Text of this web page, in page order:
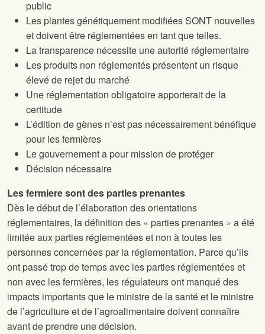
public
Les plantes génétiquement modifiées SONT nouvelles
et doivent être réglementées en tant que telles.
La transparence nécessite une autorité réglementaire
Les produits non réglementés présentent un risque
élevé de rejet du marché
Une réglementation obligatoire apporterait de la
certitude
L’édition de gènes n’est pas nécessairement bénéfique
pour les fermières
Le gouvernement a pour mission de protéger
Décision nécessaire
Les fermiere sont des parties prenantes
Dès le début de l’élaboration des orientations
réglementaires, la définition des « parties prenantes » a été
limitée aux parties réglementées et non à toutes les
personnes concernées par la réglementation. Parce qu’ils
ont passé trop de temps avec les parties réglementées et
non avec les fermières, les régulateurs ont manqué des
impacts importants que le ministre de la santé et le ministre
de l’agriculture et de l’agroalimentaire doivent connaître
avant de prendre une décision.